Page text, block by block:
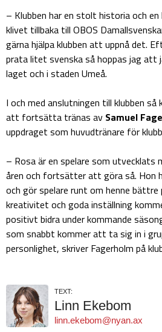
– Klubben har en stolt historia och
klivet tillbaka till OBOS
gärna hjälpa klubben att uppnå det.
prata litet svenska så hoppas jag att
laget och i staden Umeå.
I och med anslutningen till klubben
att fortsätta tränas av Samuel
uppdraget som huvudtränare för
– Rosa är en spelare som utvecklats
åren och fortsätter att göra så. Hon
och gör spelare runt om henne bättre
kreativitet och goda inställning
positivt bidra under kommande
som snabbt kommer att ta sig in i
personlighet, skriver Fagerholm på
TEXT:
Linn Ekebom
linn.ekebom@nyan.ax